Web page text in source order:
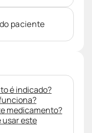
paciente
é indicado?
medicamento?
usar este